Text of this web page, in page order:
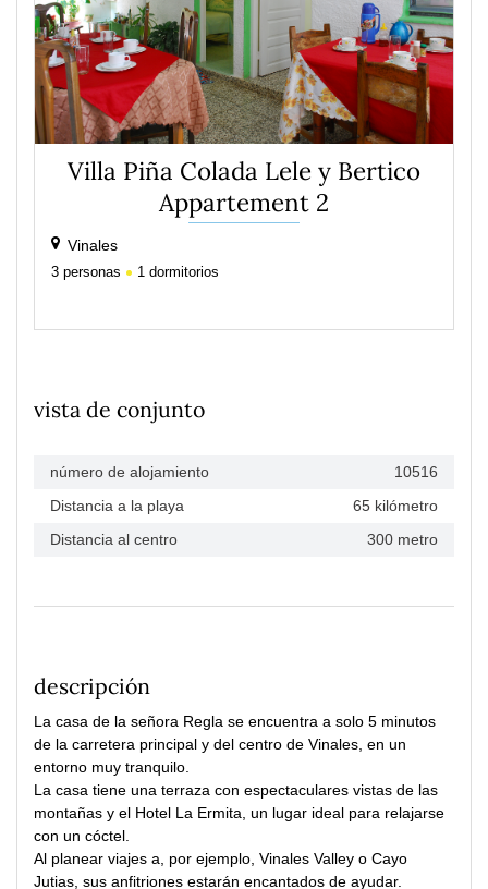
Villa Piña Colada Lele y Bertico
Appartement 2
Vinales
3 personas 1 dormitorios
vista de conjunto
número de alojamiento
10516
Distancia a la playa
65 kilómetro
Distancia al centro
300 metro
descripción
La casa de la señora Regla se encuentra a solo 5 minutos
de la carretera principal y del centro de Vinales, en un
entorno muy tranquilo.
La casa tiene una terraza con espectaculares vistas de las
montañas y el Hotel La Ermita, un lugar ideal para relajarse
con un cóctel.
Al planear viajes a, por ejemplo, Vinales Valley o Cayo
Jutias, sus anfitriones estarán encantados de ayudar.